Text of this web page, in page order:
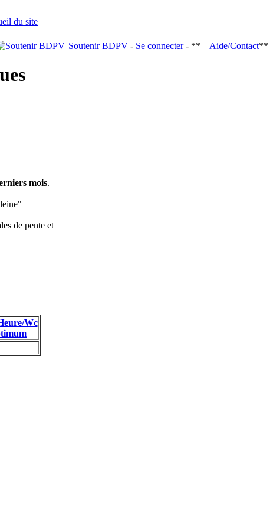
Soutenir BDPV - Se connecter- ** Aide/Contact**
mois.
de pente et
Wc